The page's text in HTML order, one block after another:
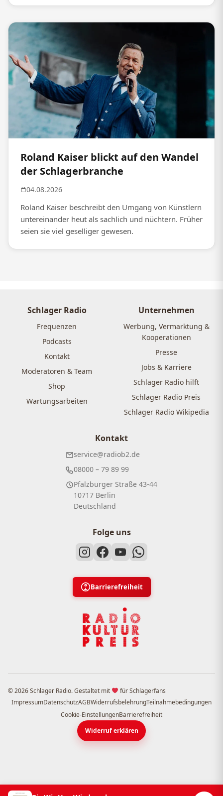
Roland Kaiser blickt auf den Wandel
der Schlagerbranche
04.08.2026
Roland Kaiser beschreibt den Umgang von Künstlern
untereinander heut als sachlich und nüchtern. Früher
seien sie viel geselliger gewesen.
Schlager Radio
Frequenzen
Podcasts
Kontakt
Moderatoren & Team
Shop
Wartungsarbeiten
Unternehmen
Werbung, Vermarktung &
Kooperationen
Presse
Jobs & Karriere
Schlager Radio hilft
Schlager Radio Preis
Schlager Radio Wikipedia
Kontakt
service@radiob2.de
08000 – 79 89 99
Pfalzburger Straße 43-44
10717 Berlin
Deutschland
Folge uns
Barrierefreiheit
© 2026 Schlager Radio. Gestaltet mit
für Schlagerfans
ImpressumDatenschutzAGBWiderrufsbelehrungTeilnahmebedingungen
Cookie-EinstellungenBarrierefreiheit
Widerruf erklären